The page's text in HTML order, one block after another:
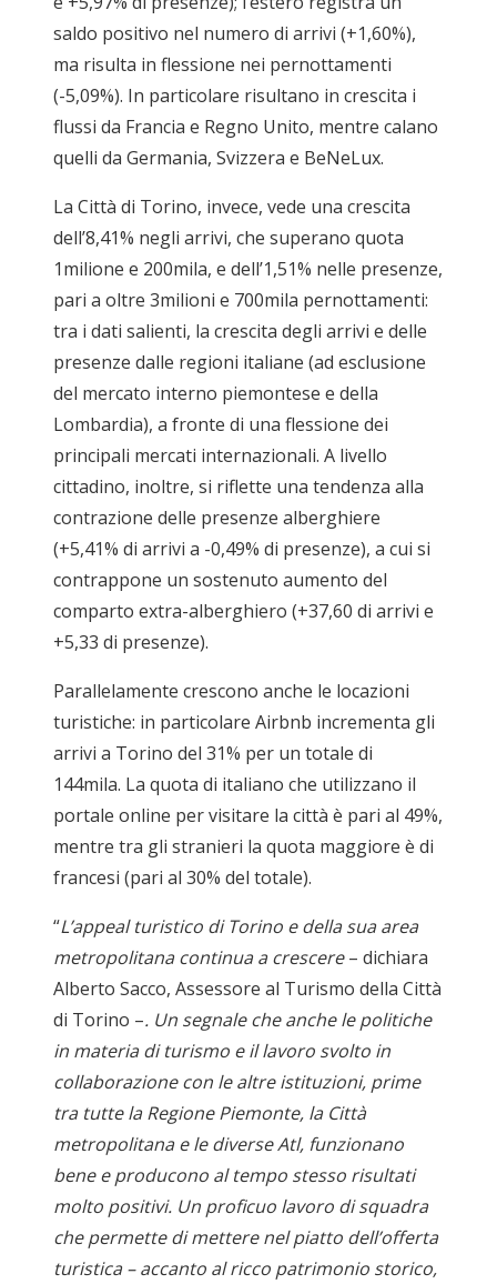
saldo positivo nel numero di arrivi (+1,60%),
ma risulta in flessione nei pernottamenti
(-5,09%). In particolare risultano in crescita i
flussi da Francia e Regno Unito, mentre calano
quelli da Germania, Svizzera e BeNeLux.
La Città di Torino, invece, vede una crescita
dell’8,41% negli arrivi, che superano quota
1milione e 200mila, e dell’1,51% nelle presenze,
pari a oltre 3milioni e 700mila pernottamenti:
tra i dati salienti, la crescita degli arrivi e delle
presenze dalle regioni italiane (ad esclusione
del mercato interno piemontese e della
Lombardia), a fronte di una flessione dei
principali mercati internazionali. A livello
cittadino, inoltre, si riflette una tendenza alla
contrazione delle presenze alberghiere
(+5,41% di arrivi a -0,49% di presenze), a cui si
contrappone un sostenuto aumento del
comparto extra-alberghiero (+37,60 di arrivi e
+5,33 di presenze).
Parallelamente crescono anche le locazioni
turistiche: in particolare Airbnb incrementa gli
arrivi a Torino del 31% per un totale di
144mila. La quota di italiano che utilizzano il
portale online per visitare la città è pari al 49%,
mentre tra gli stranieri la quota maggiore è di
francesi (pari al 30% del totale).
“L’appeal turistico di Torino e della sua area
metropolitana continua a crescere– dichiara
Alberto Sacco, Assessore al Turismo della Città
di Torino –. Un segnale che anche le politiche
in materia di turismo e il lavoro svolto in
collaborazione con le altre istituzioni, prime
tra tutte la Regione Piemonte, la Città
metropolitana e le diverse Atl, funzionano
bene e producono al tempo stesso risultati
molto positivi. Un proficuo lavoro di squadra
che permette di mettere nel piatto dell’offerta
turistica – accanto al ricco patrimonio storico,